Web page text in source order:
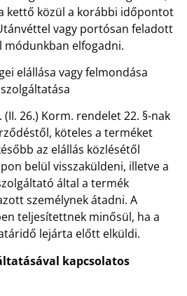
kettő közül a korábbi időpontot
vagy portósan feladott
módunkban elfogadni.
elállása vagy felmondása
26.) Korm. rendelet 22. §-nak
köteles a terméket
az elállás közlésétől
belül visszaküldeni, illetve a
által a termék
személynek átadni. A
teljesítettnek minősül, ha a
lejárta előtt elküldi.
kapcsolatos